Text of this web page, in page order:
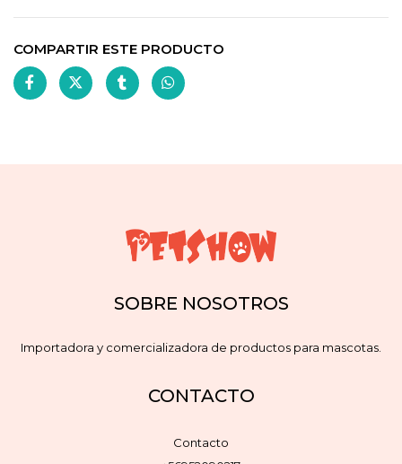
COMPARTIR ESTE PRODUCTO
SOBRE NOSOTROS
Importadora y comercializadora de productos para mascotas.
CONTACTO
Contacto